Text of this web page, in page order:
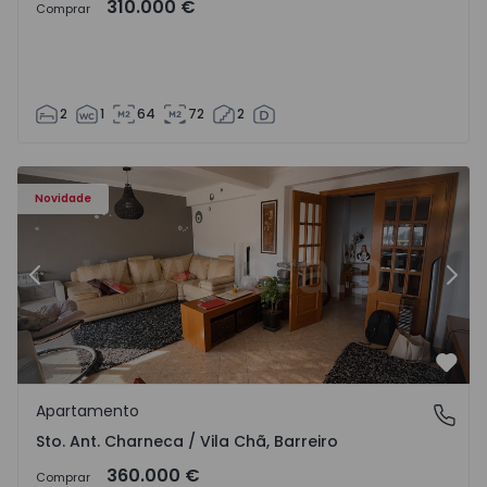
Comprar 310.000 €
2 1 64 72 2
Novidade
- 1573477 - 14
Apartamento T3 Barreiro, Sto. Ant. Charneca / Vila Chã -
Anterior
Sto. Ant. Charneca / Vila Chã, Barreiro
Apartamento
Sto. Ant. Charneca / Vila Chã, Barreiro
Comprar 360.000 €